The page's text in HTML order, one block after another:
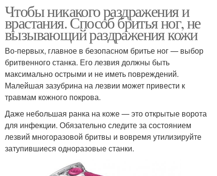
Чтобы никакого раздражения и
врастания. Способ бритья ног, не
вызывающий раздражения кожи
Во-первых, главное в безопасном бритье ног — выбор
бритвенного станка. Его лезвия должны быть
максимально острыми и не иметь повреждений.
Малейшая зазубрина на лезвии может привести к
травмам кожного покрова.
Даже небольшая ранка на коже — это открытые ворота
для инфекции. Обязательно следите за состоянием
лезвий многоразовой бритвы и вовремя утилизируйте
затупившиеся одноразовые станки.